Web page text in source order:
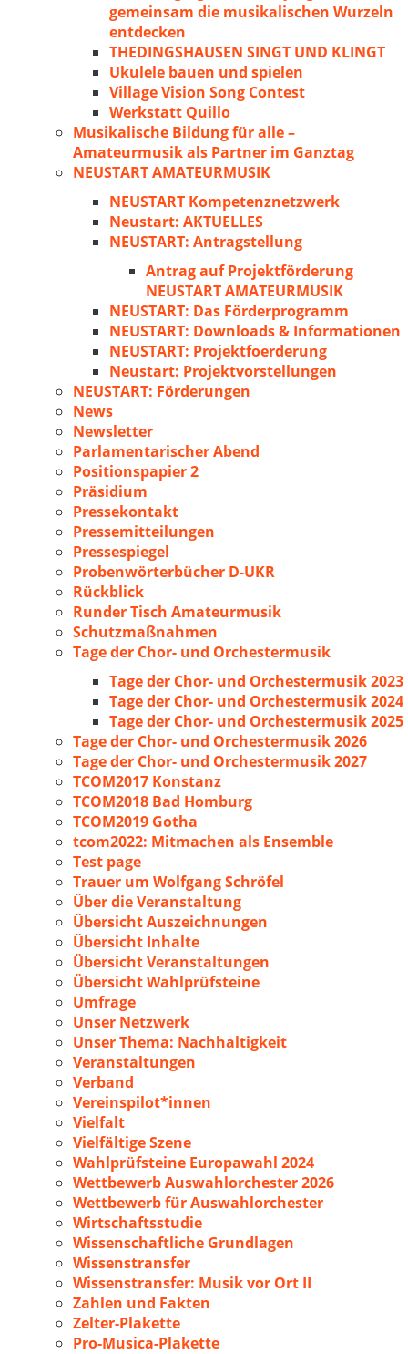
gemeinsam die musikalischen Wurzeln
entdecken
THEDINGSHAUSEN SINGT UND KLINGT
Ukulele bauen und spielen
Village Vision Song Contest
Werkstatt Quillo
Musikalische Bildung für alle –
Amateurmusik als Partner im Ganztag
NEUSTART AMATEURMUSIK
NEUSTART Kompetenznetzwerk
Neustart: AKTUELLES
NEUSTART: Antragstellung
Antrag auf Projektförderung
NEUSTART AMATEURMUSIK
NEUSTART: Das Förderprogramm
NEUSTART: Downloads & Informationen
NEUSTART: Projektfoerderung
Neustart: Projektvorstellungen
NEUSTART: Förderungen
News
Newsletter
Parlamentarischer Abend
Positionspapier 2
Präsidium
Pressekontakt
Pressemitteilungen
Pressespiegel
Probenwörterbücher D-UKR
Rückblick
Runder Tisch Amateurmusik
Schutzmaßnahmen
Tage der Chor- und Orchestermusik
Tage der Chor- und Orchestermusik 2023
Tage der Chor- und Orchestermusik 2024
Tage der Chor- und Orchestermusik 2025
Tage der Chor- und Orchestermusik 2026
Tage der Chor- und Orchestermusik 2027
TCOM2017 Konstanz
TCOM2018 Bad Homburg
TCOM2019 Gotha
tcom2022: Mitmachen als Ensemble
Test page
Trauer um Wolfgang Schröfel
Über die Veranstaltung
Übersicht Auszeichnungen
Übersicht Inhalte
Übersicht Veranstaltungen
Übersicht Wahlprüfsteine
Umfrage
Unser Netzwerk
Unser Thema: Nachhaltigkeit
Veranstaltungen
Verband
Vereinspilot*innen
Vielfalt
Vielfältige Szene
Wahlprüfsteine Europawahl 2024
Wettbewerb Auswahlorchester 2026
Wettbewerb für Auswahlorchester
Wirtschaftsstudie
Wissenschaftliche Grundlagen
Wissenstransfer
Wissenstransfer: Musik vor Ort II
Zahlen und Fakten
Zelter-Plakette
Pro-Musica-Plakette